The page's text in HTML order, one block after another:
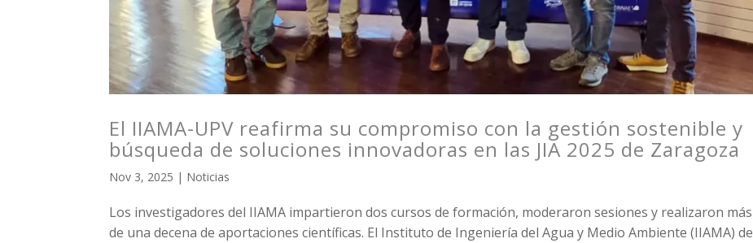
El IIAMA-UPV reafirma su compromiso con la gestión sostenible y
búsqueda de soluciones innovadoras en las JIA 2025 de Zaragoza
Nov 3, 2025 | Noticias
Los investigadores del IIAMA impartieron dos cursos de formación, moderaron sesiones y realizaron más
de una decena de aportaciones científicas. El Instituto de Ingeniería del Agua y Medio Ambiente (IIAMA) de